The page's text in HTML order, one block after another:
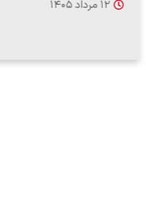
۱۲ مرداد ۱۴۰۵